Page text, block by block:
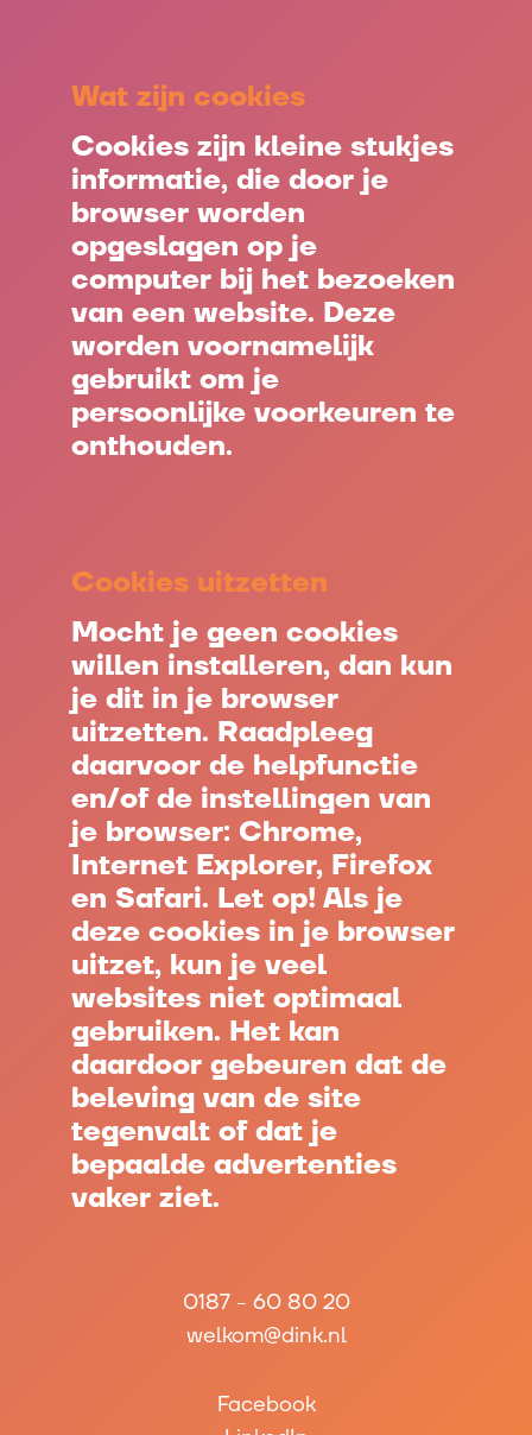
Wat zijn cookies
Cookies zijn kleine stukjes
informatie, die door je
browser worden
opgeslagen op je
computer bij het bezoeken
van een website. Deze
worden voornamelijk
gebruikt om je
persoonlijke voorkeuren te
onthouden.
Cookies uitzetten
Mocht je geen cookies
willen installeren, dan kun
je dit in je browser
uitzetten. Raadpleeg
daarvoor de helpfunctie
en/of de instellingen van
je browser: Chrome,
Internet Explorer, Firefox
en Safari. Let op! Als je
deze cookies in je browser
uitzet, kun je veel
websites niet optimaal
gebruiken. Het kan
daardoor gebeuren dat de
beleving van de site
tegenvalt of dat je
bepaalde advertenties
vaker ziet.
0187 - 60 80 20
welkom@dink.nl
Facebook